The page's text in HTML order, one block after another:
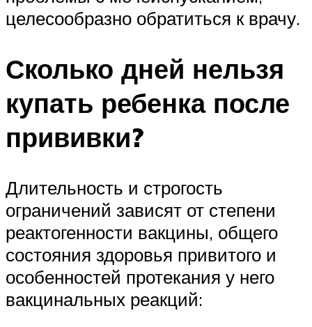
целесообразно обратиться к врачу.
Сколько дней нельзя
купать ребенка после
прививки?
Длительность и строгость
ограничений зависят от степени
реактогенности вакцины, общего
состояния здоровья привитого и
особенностей протекания у него
вакцинальных реакций: